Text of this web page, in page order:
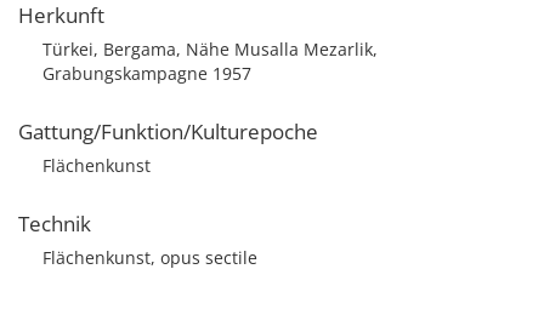
Herkunft
Türkei, Bergama, Nähe Musalla Mezarlik,
Grabungskampagne 1957
Gattung/Funktion/Kulturepoche
Flächenkunst
Technik
Flächenkunst, opus sectile